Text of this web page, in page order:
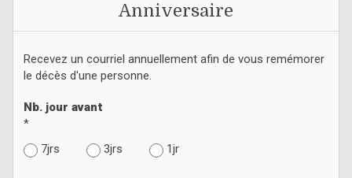
Anniversaire
Recevez un courriel annuellement afin de vous remémorer
le décès d'une personne.
Nb. jour avant
*
7jrs
3jrs 1jr